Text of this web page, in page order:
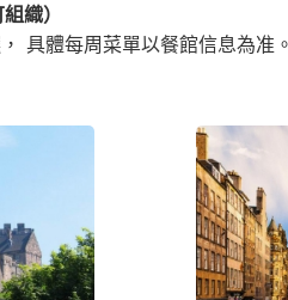
織）
具體每周菜單以餐館信息為准